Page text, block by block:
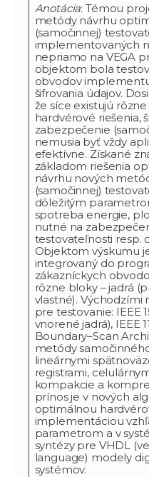
Anotácia: Témou
metódy návrhu
(samočinnej)
implementovaných
nepriamo na VEGA
objektom bola
obvodov
šifrovania údajov.
že síce existujú
hardvérové riešenia,
zabezpečenie
nemusia byť vždy
efektívne. Získané
základom riešenia
návrhu nových
(samočinnej)
dôležitým
spotreba energie,
nutné na
testovateľnosti resp.
Objektom výskumu
integrovaný do
zákazníckych
rôzne bloky – jadrá
vlastné). Východzími
pre testovanie: IEEE
vnorené jadrá), IEEE
Boundary–Scan
metódy
lineárnymi
registrami,
kompakcie a
prínos je v nových
optimálnou
implementáciou
parametrom a v
syntézy pre VHDL
language) modely
systémov.